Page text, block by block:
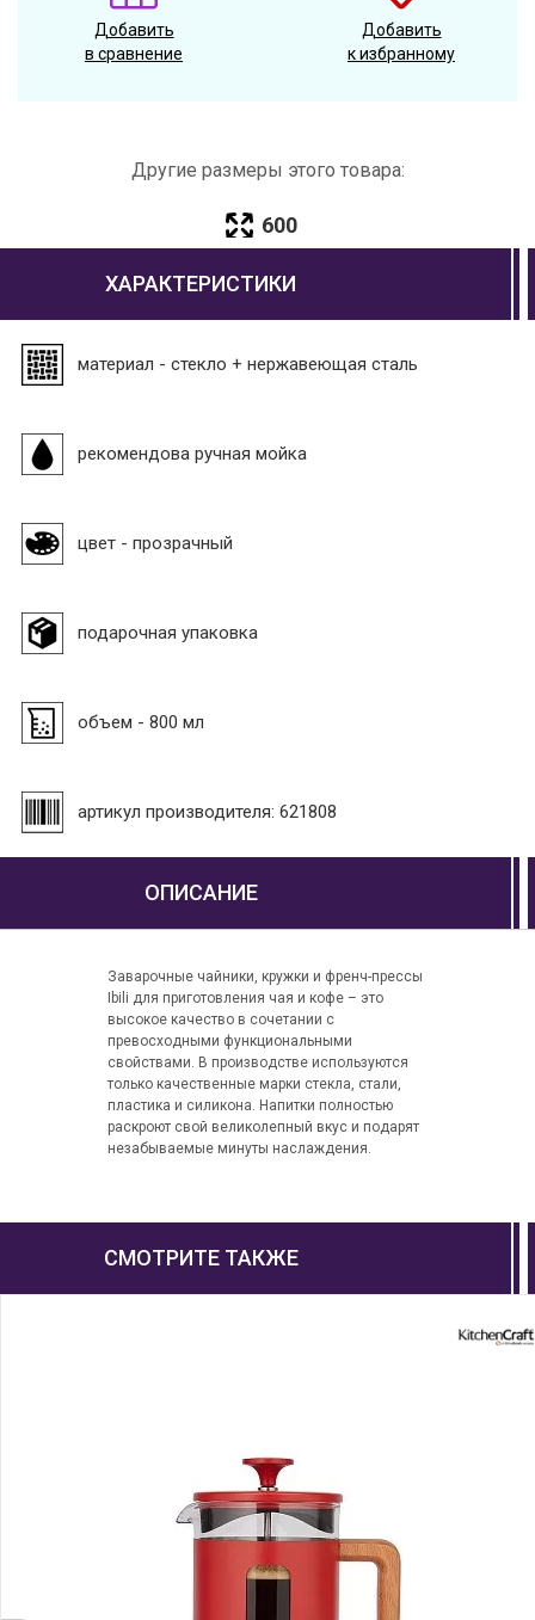
Добавить
в сравнение
Добавить
к избранному
Другие размеры этого товара:
600
ХАРАКТЕРИСТИКИ
материал - стекло + нержавеющая сталь
рекомендова ручная мойка
цвет - прозрачный
подарочная упаковка
объем - 800 мл
артикул производителя: 621808
ОПИСАНИЕ
Заварочные чайники, кружки и френч-прессы
Ibili для приготовления чая и кофе – это
высокое качество в сочетании с
превосходными функциональными
свойствами. В производстве используются
только качественные марки стекла, стали,
пластика и силикона. Напитки полностью
раскроют свой великолепный вкус и подарят
незабываемые минуты наслаждения.
СМОТРИТЕ ТАКЖЕ